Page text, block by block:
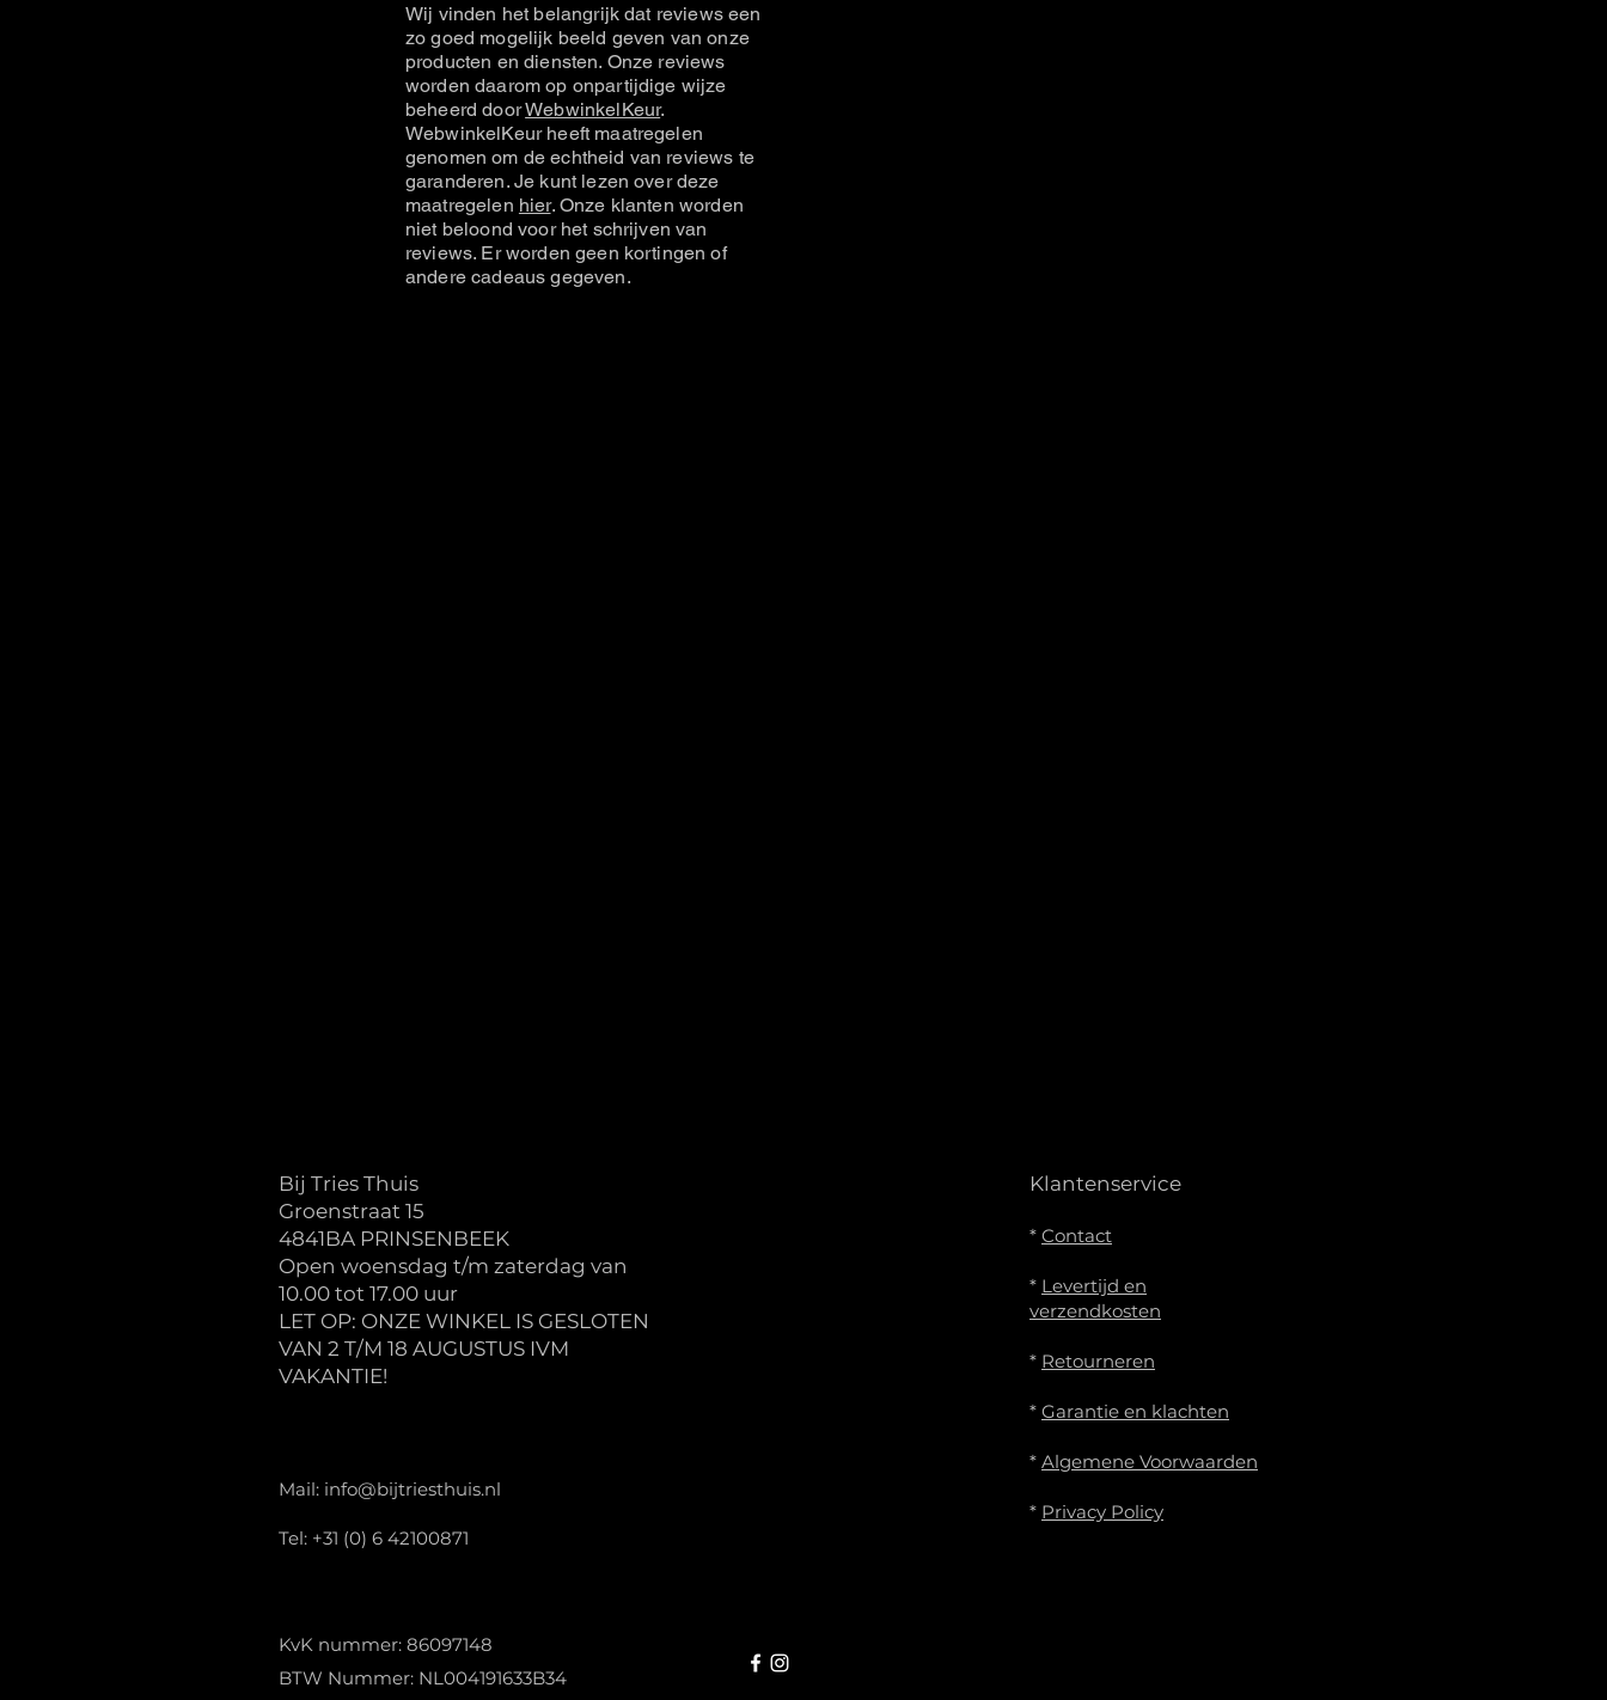
Wij vinden het belangrijk dat reviews een
zo goed mogelijk beeld geven van onze
producten en diensten. Onze reviews
worden daarom op onpartijdige wijze
beheerd doorWebwinkelKeur.
WebwinkelKeur heeft maatregelen
genomen om de echtheid van reviews te
garanderen. Je kunt lezen over deze
maatregelen hier. Onze klanten worden
niet beloond voor het schrijven van
reviews. Er worden geen kortingen of
andere cadeaus gegeven.
Bij Tries Thuis
Groenstraat 15
4841BA PRINSENBEEK
Open woensdag t/m zaterdag van
10.00 tot 17.00 uur
LET OP: ONZE WINKEL IS GESLOTEN
VAN 2 T/M 18 AUGUSTUS IVM
VAKANTIE!
Mail: info@bijtriesthuis.nl
Tel: +31 (0) 6 42100871
Klantenservice
* Contact
* Levertijd en
verzendkosten
* Retourneren
* Garantie en klachten
* Algemene Voorwaarden
* Privacy Policy
KvK nummer: 86097148
BTW Nummer: NL004191633B34